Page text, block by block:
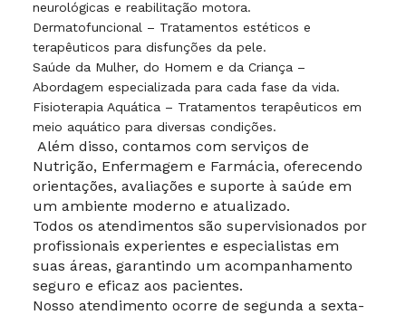
neurológicas e reabilitação motora.
Dermatofuncional – Tratamentos estéticos e
terapêuticos para disfunções da pele.
Saúde da Mulher, do Homem e da Criança –
Abordagem especializada para cada fase da vida.
Fisioterapia Aquática – Tratamentos terapêuticos em
meio aquático para diversas condições.
Além disso, contamos com serviços de
Nutrição, Enfermagem e Farmácia, oferecendo
orientações, avaliações e suporte à saúde em
um ambiente moderno e atualizado.
Todos os atendimentos são supervisionados por
profissionais experientes e especialistas em
suas áreas, garantindo um acompanhamento
seguro e eficaz aos pacientes.
Nosso atendimento ocorre de segunda a sexta-